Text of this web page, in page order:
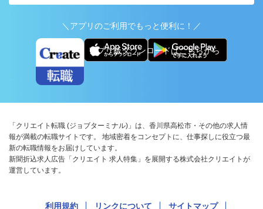
＼アプリのご利用でもっと便利に！／
アプリ版ダウンロードはこちらから
「クリエイト転職 (ジョブターミナル)」は、香川県高松市・その他の求人情
報が満載の転職サイトです。 地域密着をコンセプトに、仕事探しに役立つ最
新の転職情報をお届けしています。
新聞折込求人広告「クリエイト 求人特集」を展開する株式会社クリエイトが
運営しています。
利用規約 リンクについて サイトマップ